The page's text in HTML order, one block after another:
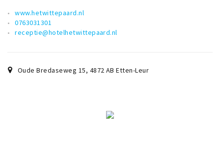
www.hetwittepaard.nl
0763031301
receptie@hotelhetwittepaard.nl
Oude Bredaseweg 15, 4872 AB Etten-Leur